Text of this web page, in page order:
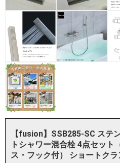
【fusion】SSB285-SC ステ
トシャワー混合栓 4点セット
ス・フック付） ショートク